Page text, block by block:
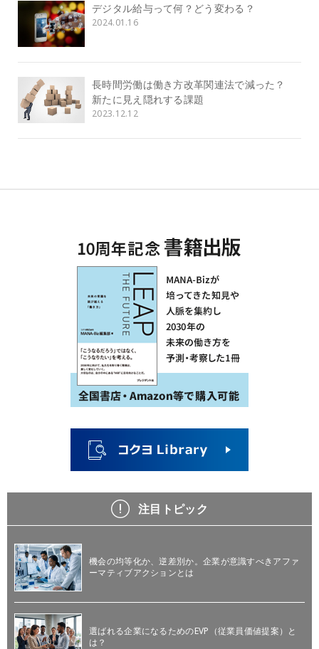
デジタル給与って何？どう変わる？
2024.01.16
長時間労働は働き方改革関連法で減った？
新たに見え隠れする課題
2023.12.12
注目トピック
機会の均等化か、逆差別か。企業が意識すべきアファ
ーマティブアクションとは
選ばれる企業になるためのEVP（従業員価値提案）と
は？